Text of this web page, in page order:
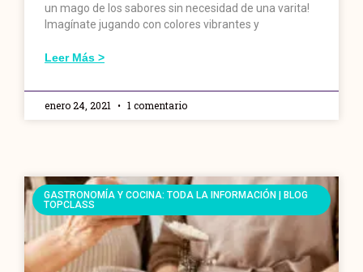
un mago de los sabores sin necesidad de una varita!
Imagínate jugando con colores vibrantes y
Leer Más >
enero 24, 2021 1 comentario
GASTRONOMÍA Y COCINA: TODA LA INFORMACIÓN | BLOG
TOPCLASS